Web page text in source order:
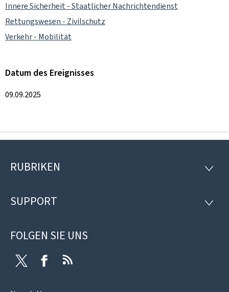
Innere Sicherheit - Staatlicher Nachrichtendienst
Rettungswesen - Zivilschutz
Verkehr - Mobilität
Datum des Ereignisses
09.09.2025
Footer
RUBRIKEN
SUPPORT
FOLGEN SIE UNS
Twitter Facebook